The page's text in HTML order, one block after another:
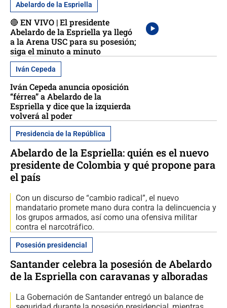
Abelardo de la Espriella
🔴 EN VIVO | El presidente
Abelardo de la Espriella ya llegó
a la Arena USC para su posesión;
siga el minuto a minuto
Iván Cepeda
Iván Cepeda anuncia oposición
“férrea” a Abelardo de la
Espriella y dice que la izquierda
volverá al poder
Presidencia de la República
Abelardo de la Espriella: quién es el nuevo
presidente de Colombia y qué propone para
el país
Con un discurso de “cambio radical”, el nuevo
mandatario promete mano dura contra la delincuencia y
los grupos armados, así como una ofensiva militar
contra el narcotráfico.
Posesión presidencial
Santander celebra la posesión de Abelardo
de la Espriella con caravanas y alboradas
La Gobernación de Santander entregó un balance de